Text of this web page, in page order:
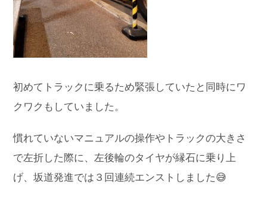
初めてトラックに乗るため緊張していたと同時にワ
クワクもしていました。
慣れていないマニュアルの操作やトラックの大きさ
で左折した際に、左後輪のタイヤが縁石に乗り上
げ、坂道発進では３回連続エンストしました😅